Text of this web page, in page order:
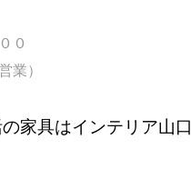
０
業）
家具はインテリア山口